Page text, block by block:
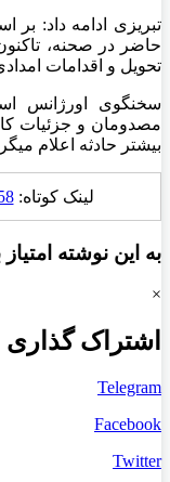
تبریزی ادامه داد: بر
تحویل و اقدامات
سخنگوی اورژانس
مصدومان و جزئیات
بیشتر حادثه اعلام
لینک کوتاه:
به این نوشته امتیاز
×
اشتراک گذاری
Telegram
Facebook
Twitter